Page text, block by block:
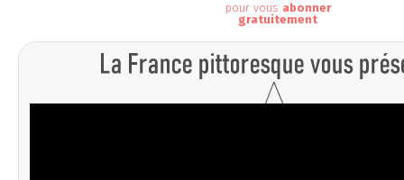
pour vous abonner
gratuitement